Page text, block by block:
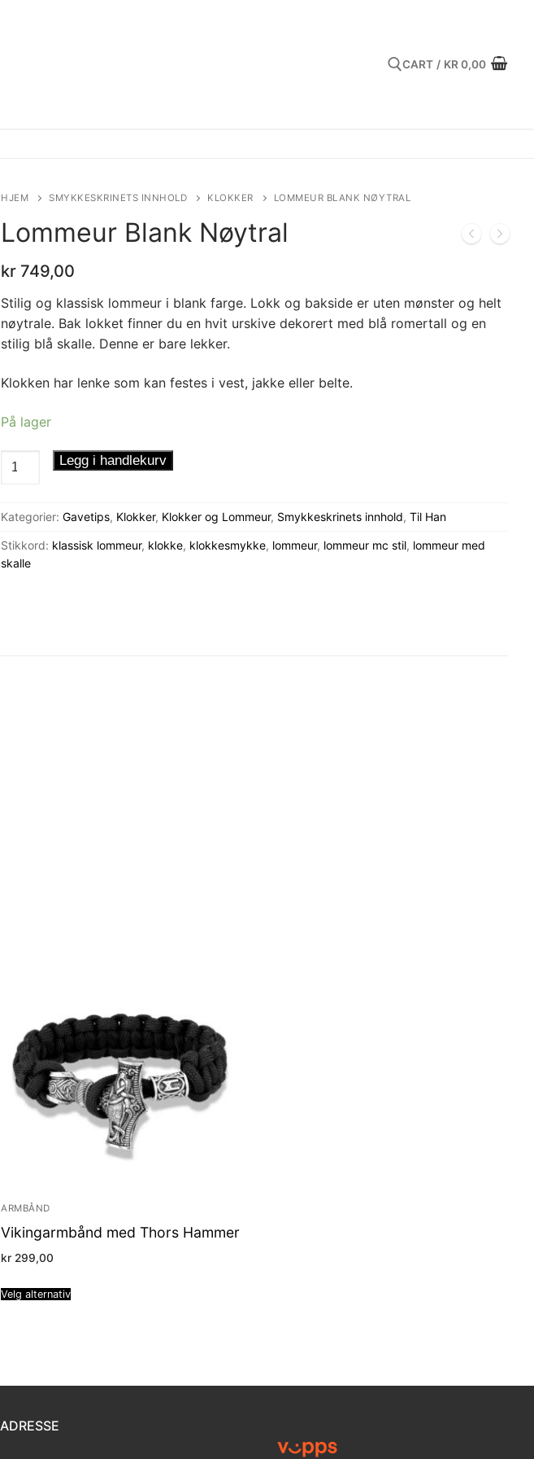
CART / KR 0,00
HJEM SMYKKESKRINETS INNHOLD KLOKKER LOMMEUR BLANK NØYTRAL
Lommeur Blank Nøytral
kr 749,00
Stilig og klassisk lommeur i blank farge. Lokk og bakside er uten mønster og helt
nøytrale. Bak lokket finner du en hvit urskive dekorert med blå romertall og en
stilig blå skalle. Denne er bare lekker.
Klokken har lenke som kan festes i vest, jakke eller belte.
På lager
Lommeur
antall
Legg i handlekurv
Kategorier: Gavetips, Klokker, Klokker og Lommeur, Smykkeskrinets innhold, Til Han
Stikkord: klassisk lommeur, klokke, klokkesmykke, lommeur, lommeur mc stil, lommeur med
skalle
ARMBÅND
Vikingarmbånd med Thors Hammer
kr 299,00
Velg alternativ
ADRESSE